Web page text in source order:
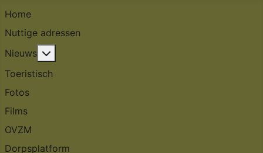
Home
Nuttige adressen
Nieuws
Toeristisch
Fotos
Films
OVZM
Dorpsplatform